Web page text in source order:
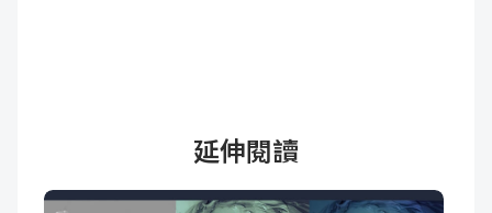
延伸閱讀